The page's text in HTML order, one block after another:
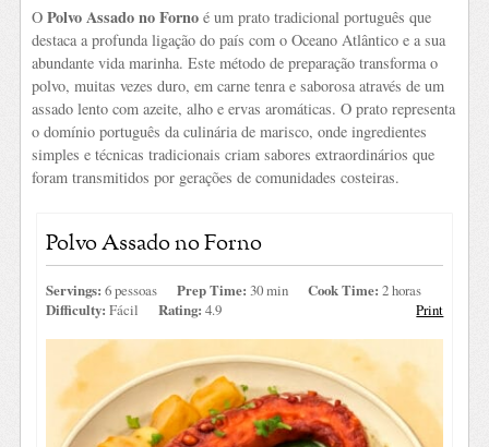
O Polvo Assado no Fornoé um prato tradicional português que
destaca a profunda ligação do país com o Oceano Atlântico e a sua
abundante vida marinha. Este método de preparação transforma o
polvo, muitas vezes duro, em carne tenra e saborosa através de um
assado lento com azeite, alho e ervas aromáticas. O prato representa
o domínio português da culinária de marisco, onde ingredientes
simples e técnicas tradicionais criam sabores extraordinários que
foram transmitidos por gerações de comunidades costeiras.
Polvo Assado no Forno
Servings: 6 pessoas Prep Time: 30 min Cook Time: 2 horas
Difficulty: Fácil Rating: 4.9 Print